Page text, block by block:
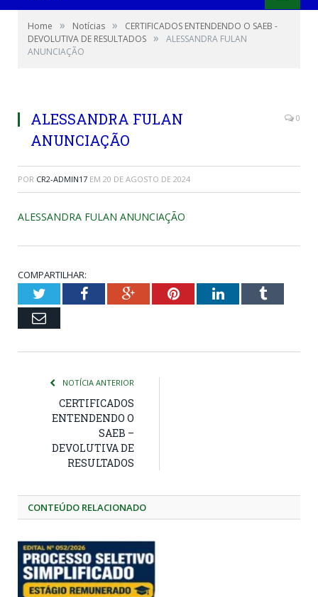
Home » Notícias »
CERTIFICADOS ENTENDENDO O SAEB -
DEVOLUTIVA DE RESULTADOS »
ALESSANDRA FULAN
ANUNCIAÇÃO
ALESSANDRA FULAN
ANUNCIAÇÃO
0
POR CR2-ADMIN17 EM 20 DE AGOSTO DE 2024
ALESSANDRA FULAN ANUNCIAÇÃO
COMPARTILHAR:
TwitterFacebookGoogle+PinterestLinkedInTumblr
Email
NOTÍCIA ANTERIOR
CERTIFICADOS
ENTENDENDO O
SAEB –
DEVOLUTIVA DE
RESULTADOS
CONTEÚDO RELACIONADO